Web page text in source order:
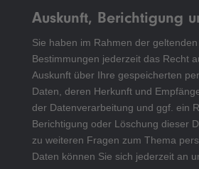
Auskunft, Berichtigung
Sie haben im Rahmen der
Bestimmungen jederzeit das Recht
Auskunft über Ihre gespeicherten
Daten, deren Herkunft und
der Datenverarbeitung und ggf. ein
Berichtigung oder Löschung dieser
zu weiteren Fragen zum Thema
Daten können Sie sich jederzeit an